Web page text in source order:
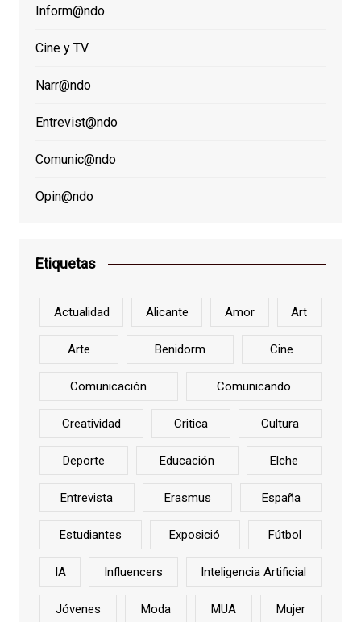
Inform@ndo
Cine y TV
Narr@ndo
Entrevist@ndo
Comunic@ndo
Opin@ndo
Etiquetas
Actualidad Alicante Amor Art
Arte Benidorm Cine
Comunicación Comunicando
Creatividad Critica Cultura
Deporte Educación Elche
Entrevista Erasmus España
Estudiantes Exposició Fútbol
IA Influencers Inteligencia Artificial
Jóvenes Moda MUA Mujer